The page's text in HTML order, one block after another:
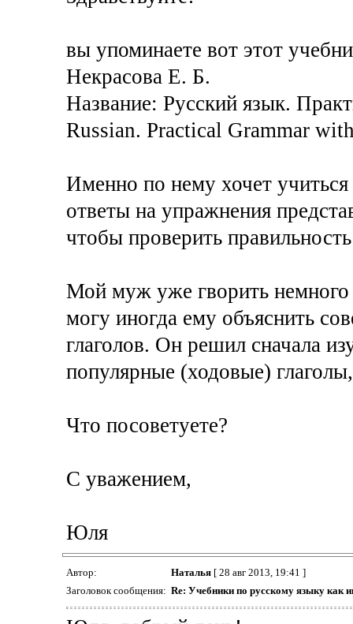
вы упоминаете вот этот
Некрасова Е. Б.
Название: Русский язык.
Russian. Practical Grammar
Именно по нему хочет
ответы на упражнения
чтобы проверить
Мой муж уже гворить
могу иногда ему объяснить
глаголов. Он решил сначала
популярные (ходовые)
Что посоветуете?
С уважением,
Юля
Автор: Наталья[ 28 авг 2013, 19:41 ]
Заголовок сообщения: Re: Учебники по русскому языку как